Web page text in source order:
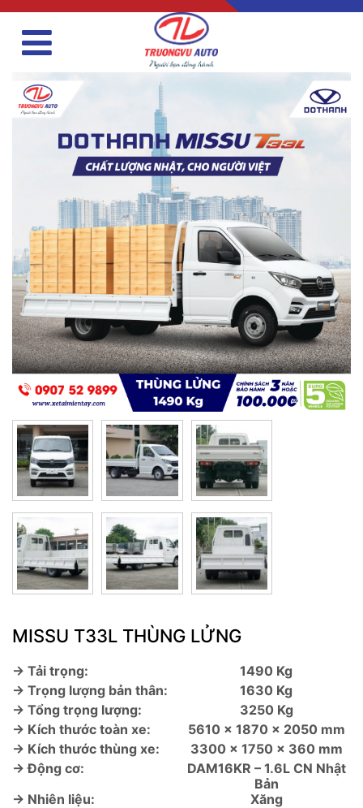
MISSU T33L THÙNG LỬNG
→ Tải trọng:
1490 Kg
→ Trọng lượng bản thân:
1630 Kg
→ Tổng trọng lượng:
3250 Kg
→ Kích thước toàn xe:
5610 x 1870 x 2050 mm
→ Kích thước thùng xe:
3300 x 1750 x 360 mm
→ Động cơ:
DAM16KR – 1.6L CN Nhật
Bản
→ Nhiên liệu:
Xăng